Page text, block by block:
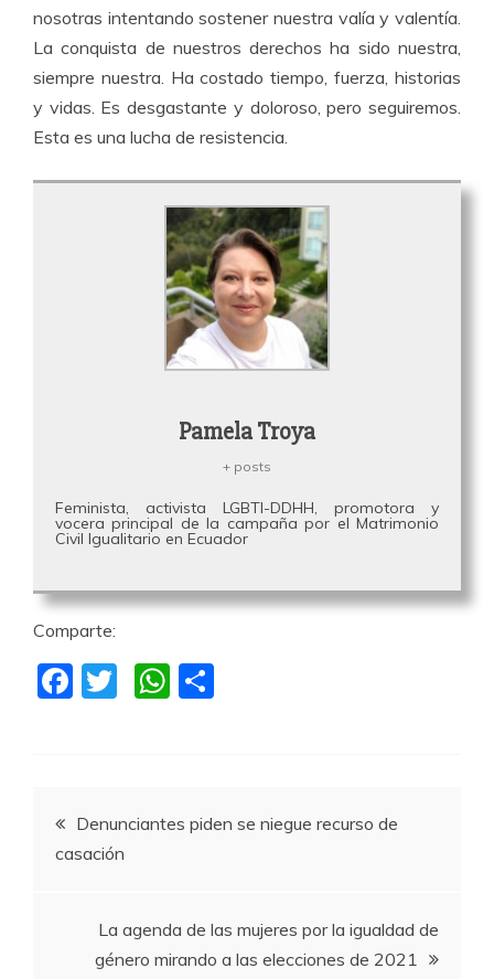
nosotras intentando sostener nuestra valía y valentía.
La conquista de nuestros derechos ha sido nuestra,
siempre nuestra. Ha costado tiempo, fuerza, historias
y vidas. Es desgastante y doloroso, pero seguiremos.
Esta es una lucha de resistencia.
Pamela Troya
+ posts
Feminista, activista LGBTI-DDHH, promotora y
vocera principal de la campaña por el Matrimonio
Civil Igualitario en Ecuador
Comparte:
F
b
o
T
W
A a
Navegación
de
entradas
Denunciantes piden se niegue recurso de
casación
La agenda de las mujeres por la igualdad de
género mirando a las elecciones de 2021